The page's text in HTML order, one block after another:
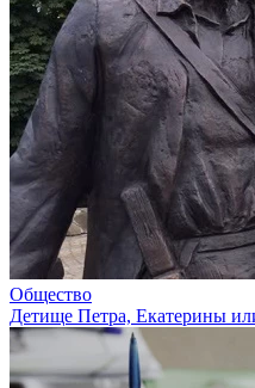
Общество
Детище Петра, Екатерины